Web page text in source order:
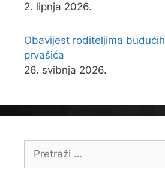
2. lipnja 2026.
Obavijest roditeljima budućih
prvašića
26. svibnja 2026.